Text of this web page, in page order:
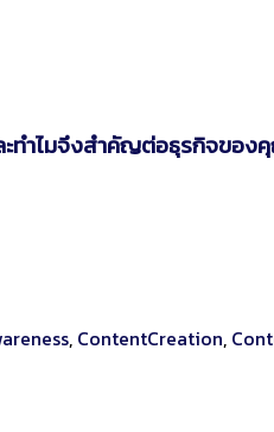
ะทำไมจึงสำคัญต่อธุรกิจของ
, ContentCreation,